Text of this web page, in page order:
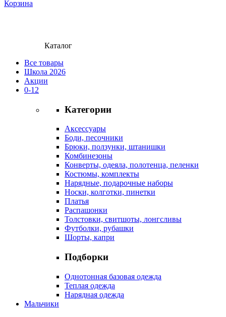
Корзина
Каталог
Все товары
Школа 2026
Акции
0-12
Категории
Аксессуары
Боди, песочники
Брюки, ползунки, штанишки
Комбинезоны
Конверты, одеяла, полотенца, пеленки
Костюмы, комплекты
Нарядные, подарочные наборы
Носки, колготки, пинетки
Платья
Распашонки
Толстовки, свитшоты, лонгсливы
Футболки, рубашки
Шорты, капри
Подборки
Однотонная базовая одежда
Теплая одежда
Нарядная одежда
Мальчики